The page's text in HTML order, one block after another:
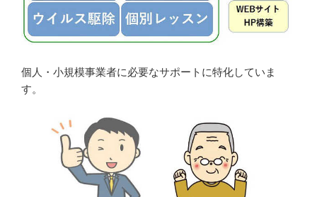
個人・小規模事業者に必要なサポートに特化していま
す。